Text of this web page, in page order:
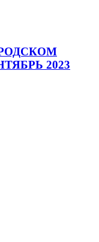
2023